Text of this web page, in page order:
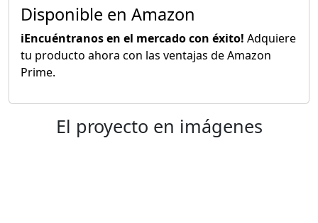
Disponible en Amazon
iEncuéntranos en el mercado con éxito! Adquiere
tu producto ahora con las ventajas de Amazon
Prime.
El proyecto en imágenes